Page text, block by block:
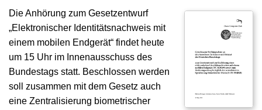
Die Anhörung zum Gesetzentwurf
„Elektronischer Identitätsnachweis mit
einem mobilen Endgerät“ findet heute
um 15 Uhr im Innenausschuss des
Bundestags statt. Beschlossen werden
soll zusammen mit dem Gesetz auch
eine Zentralisierung biometrischer